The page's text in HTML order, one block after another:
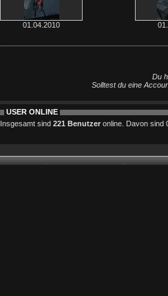
01.04.2010
Du
Solltest du eine
USER ONLINE
Insgesamt sind 221 Benutzer online. Davon sind